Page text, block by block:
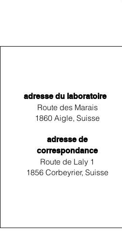
adresse du laboratoire
Route des Marais
1860 Aigle, Suisse
adresse de
correspondance
Route de Laly 1
1856 Corbeyrier, Suisse